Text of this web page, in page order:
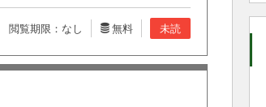
未読
無料
閲覧期限：なし